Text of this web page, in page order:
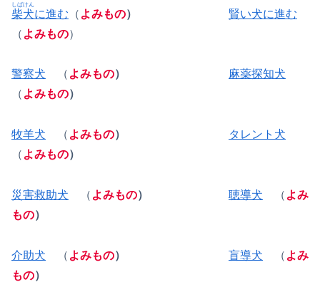
柴犬
しばけん
に進む （ よみもの）
賢い犬に進む
（ よみもの）
警察犬 （ よみもの）
麻薬探知犬
（ よみもの）
牧羊犬 （ よみもの）
タレント犬
（ よみもの）
災害救助犬 （ よみもの） 聴導犬 （ よみ
もの）
介助犬 （ よみもの） 盲導犬 （ よみ
もの）